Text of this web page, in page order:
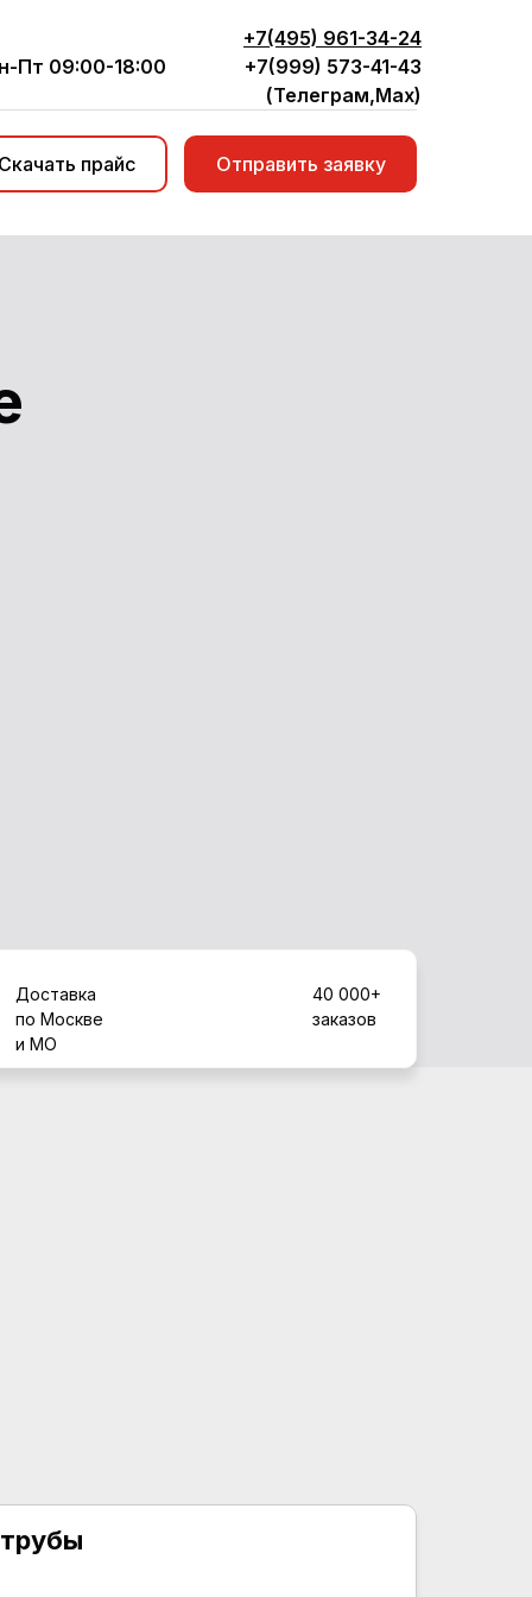
Пт 09:00-18:00
+7(495) 961-34-24
+7(999) 573-41-43
(Телеграм,Мax)
прайс Отправить заявку
40 000+
заказов
Доставка
по Москве
и МО